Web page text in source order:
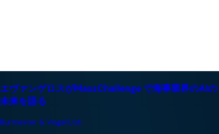
エヴァンゲロスがMassChallenge で海事業界のAIの
未来を語る
Burmester & Vogel Ltd.